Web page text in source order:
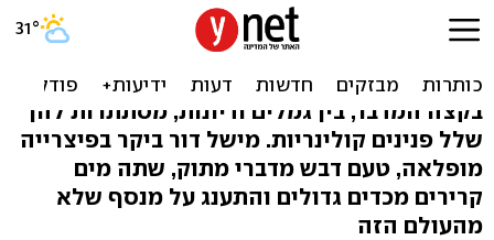
הפיצריה בסוף העולם: ביקור
בקצה המדבר, בין גמלים ודיונות, מסתתרות להן
שלל פנינים קולינריות. מישל דור ביקר בפיצרייה
מופלאה, טעם דבש מדברי מתוק, שתה מים
קרירים מכדים גדולים והתענג על מנסף שלא
מהעולם הזה